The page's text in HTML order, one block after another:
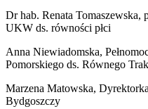
Dr hab. Renata Tomaszewska,
UKW ds. równości płci
Anna Niewiadomska,
Pomorskiego ds. Równego
Marzena Matowska,
Bydgoszczy